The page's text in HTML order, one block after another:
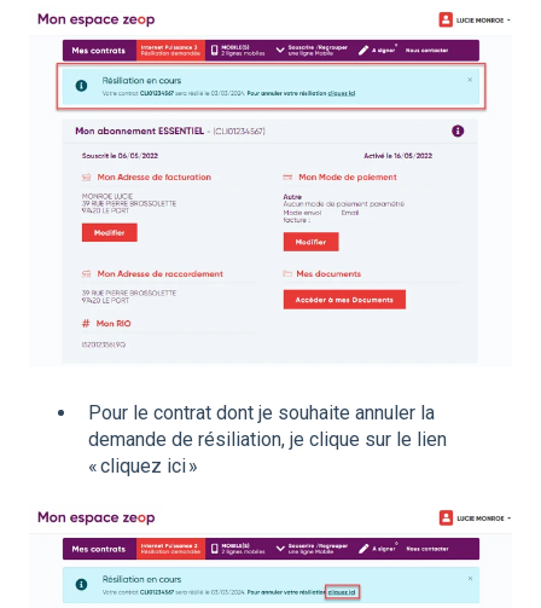
Pour le contrat dont je souhaite annuler la
demande de résiliation, je clique sur le lien
« cliquez ici »